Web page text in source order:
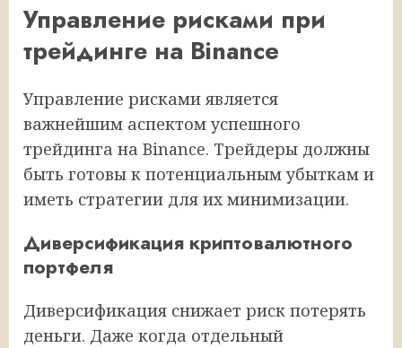
Управление рисками при
трейдинге на Binance
Управление рисками является
важнейшим аспектом успешного
трейдинга на Binance. Трейдеры должны
быть готовы к потенциальным убыткам и
иметь стратегии для их минимизации.
Диверсификация криптовалютного
портфеля
Диверсификация снижает риск потерять
деньги. Даже когда отдельный